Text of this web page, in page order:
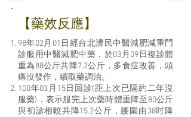
​【藥效反應】
98年02月01日經台北濟民中醫減肥減重門
診服用中醫減肥中藥，於03月09日複診體
重為88公斤共降7.2公斤，多食症改善，頭
痛沒發作，續取藥調治。
100年03月15日回診(距上次已隔約二年沒
服藥)，表示服完上次藥時體重降至80公斤
與初診相較共降15.2公斤，腰圍由38吋降